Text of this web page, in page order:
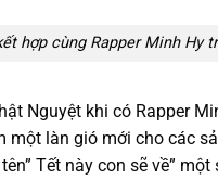
hợp cùng Rapper Minh Hy
Nguyệt khi có Rapper
làn gió mới cho các
Tết này con sẽ về”